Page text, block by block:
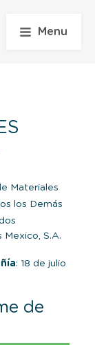
Menu
Materiales
los Demás
Mexico, S.A.
: 18 de julio
de